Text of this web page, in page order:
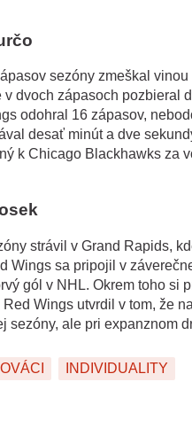
sezóny zmeškal
v dvoch zápasoch pozbieral
odohral 16 zápasov,
desať minút a dve
k Chicago Blackhawks za
strávil v Grand Rapids,
Wings sa pripojil v
gól v NHL. Okrem toho si
Wings utvrdil v tom, že
sezóny, ale pri expanznom
INDIVIDUALITY